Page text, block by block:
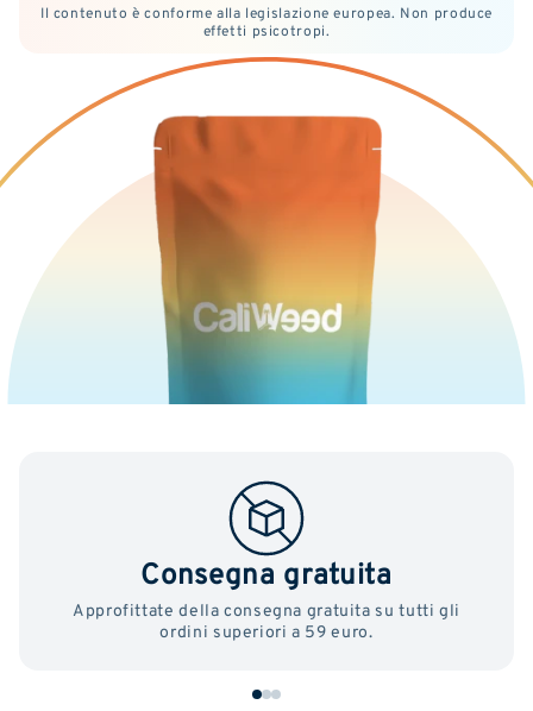
Il contenuto è conforme alla legislazione europea. Non produce
effetti psicotropi.
Consegna gratuita
Approfittate della consegna gratuita su tutti gli
ordini superiori a 59 euro.